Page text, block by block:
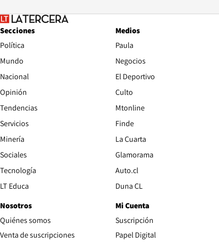
Secciones
Política
Mundo
Nacional
Opinión
Tendencias
Servicios
Minería
Sociales
Tecnología
LT Educa
Medios
Paula
Negocios
El Deportivo
Culto
Mtonline
Finde
La Cuarta
Glamorama
Auto.cl
Duna CL
Nosotros
Quiénes somos
Venta de suscripciones
Mi Cuenta
Suscripción
Papel Digital